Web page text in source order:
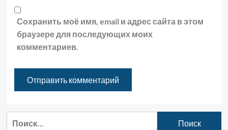
Сохранить моё имя, email и адрес сайта в этом
браузере для последующих моих
комментариев.